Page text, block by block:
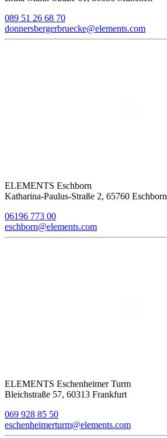
089 51 26 68 70
donnersbergerbruecke@elements.com
ELEMENTS Eschborn
Katharina-Paulus-Straße 2, 65760 Eschborn
06196 773 00
eschborn@elements.com
ELEMENTS Eschenheimer Turm
Bleichstraße 57, 60313 Frankfurt
069 928 85 50
eschenheimerturm@elements.com